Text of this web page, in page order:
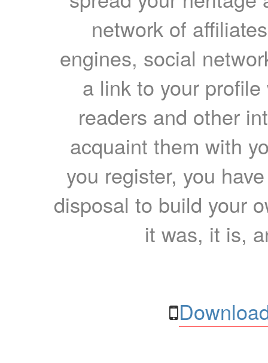
network of
engines, social
a link to your
readers and other
acquaint them with
you register, you
disposal to build your
it was, it is,